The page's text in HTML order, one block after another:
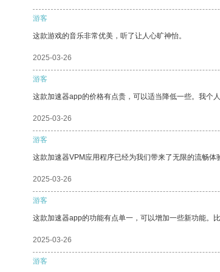
游客
这款游戏的音乐非常优美，听了让人心旷神怡。
2025-03-26
游客
这款加速器app的价格有点贵，可以适当降低一些。我个
2025-03-26
游客
这款加速器VPM应用程序已经为我们带来了无限的流畅体
2025-03-26
游客
这款加速器app的功能有点单一，可以增加一些新功能。
2025-03-26
游客